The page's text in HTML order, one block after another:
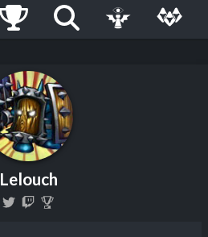
Lelouch